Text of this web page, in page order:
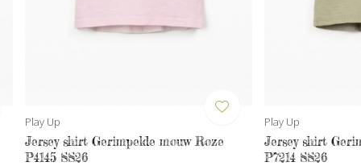
Play Up
Jersey shirt Gerimpelde mouw Roze
P4145 SS26
Play Up
Jersey shirt
P7214 SS26